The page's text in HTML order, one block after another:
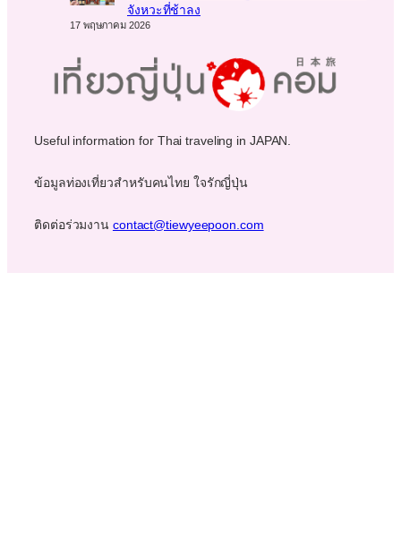
จังหวะที่ช้าลง
17 พฤษภาคม 2026
Useful information for Thai traveling in JAPAN.
ข้อมูลท่องเที่ยวสำหรับคนไทย ใจรักญี่ปุ่น
ติดต่อร่วมงาน contact@tiewyeepoon.com